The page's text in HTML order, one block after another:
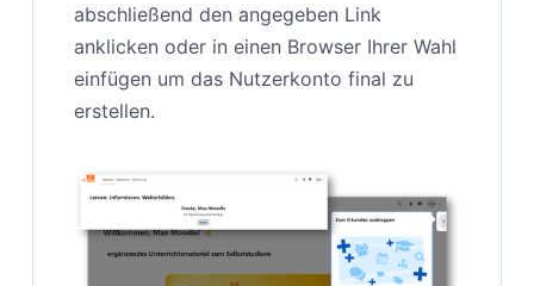
abschließend den angegeben Link
anklicken oder in einen Browser Ihrer Wahl
einfügen um das Nutzerkonto final zu
erstellen.